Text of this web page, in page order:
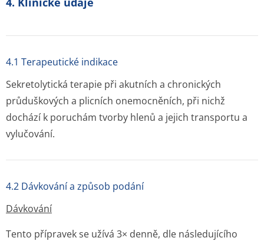
4.1 Terapeutické indikace
Sekretolytická terapie při akutních a chronických
průduškových a plicních onemocněních, při nichž
dochází k poruchám tvorby hlenů a jejich transportu a
vylučování.
4.2 Dávkování a způsob podání
Dávkování
Tento přípravek se užívá 3× denně, dle následujícího